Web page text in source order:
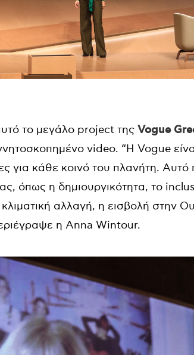
το μεγάλο project της Vogue
video. “Η Vogue
για κάθε κοινό του πλανήτη. Αυτό
όπως η δημιουργικότητα, το
αλλαγή, η εισβολή στην
η Anna Wintour.